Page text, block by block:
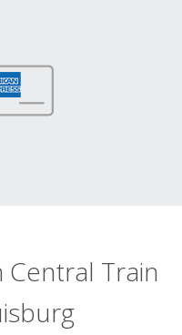
Central Train